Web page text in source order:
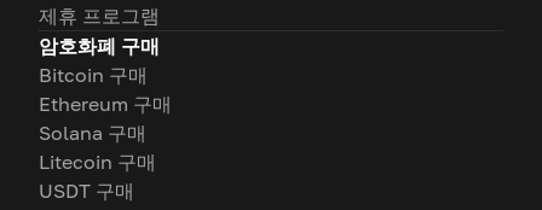
제휴 프로그램
암호화폐 구매
Bitcoin 구매
Ethereum 구매
Solana 구매
Litecoin 구매
USDT 구매